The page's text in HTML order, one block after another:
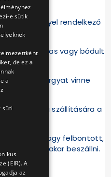
jeggyel rendelkező
ittas vagy bódult
minősülő tárgyat vinne
a szállítására a
szerint;
poharas vagy felbontott,
itallal stb. akar beszállni.
e sütik
de ez a
a
süti
(EIR). A
az